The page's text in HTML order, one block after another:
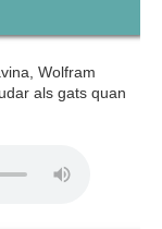
Wolfram
als gats quan